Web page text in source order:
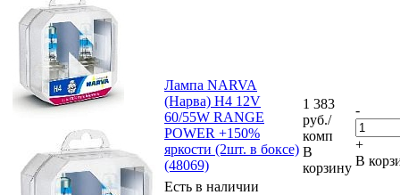
Лампа NARVA
(Нарва) H4 12V
60/55W RANGE
POWER +150%
яркости (2шт. в боксе)
(48069)
Есть в наличии
1 383
руб./
комп
В
корзину
-
+
В